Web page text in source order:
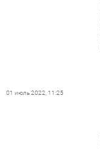
01 июль 2022, 11:25